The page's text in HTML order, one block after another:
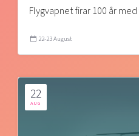
Flygvapnet firar 100 år
22-23 August
22
AUG